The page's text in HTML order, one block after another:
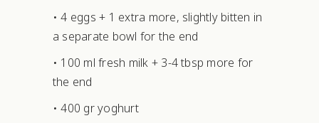
• 4 eggs + 1 extra more, slightly bitten in
a separate bowl for the end
• 100 ml fresh milk + 3-4 tbsp more for
the end
• 400 gr yoghurt